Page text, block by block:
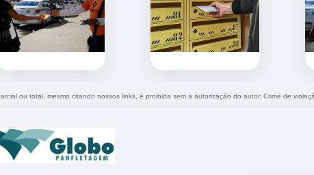
ou total, mesmo citando nossos links, é proibida sem a autorização do autor. Crime de